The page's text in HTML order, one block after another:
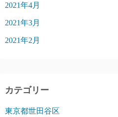
2021年4月
2021年3月
2021年2月
カテゴリー
東京都世田谷区